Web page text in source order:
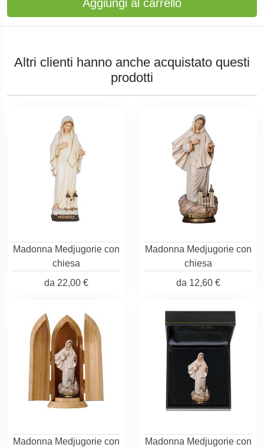
Aggiungi al carrello
Altri clienti hanno anche acquistato questi
prodotti
Madonna Medjugorie con
chiesa
da 22,00 €
Madonna Medjugorie con
chiesa
da 12,60 €
Madonna Medjugorie con
Madonna Medjugorie con